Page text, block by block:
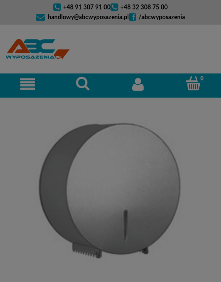
+48 91 307 91 00
+48 32 308 75 00
handlowy@abcwyposazenia.pl
/abcwyposazenia